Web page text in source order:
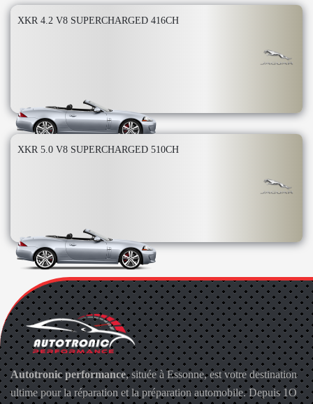
XKR 4.2 V8 SUPERCHARGED 416CH
XKR 5.0 V8 SUPERCHARGED 510CH
Autotronic performance, située à Essonne, est votre destination
ultime pour la réparation et la préparation automobile. Depuis 1O